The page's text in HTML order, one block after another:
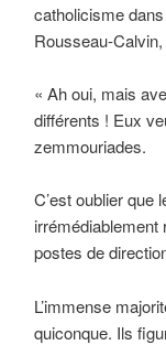
catholicisme
Rousseau-
« Ah oui, mais
différents ! Eux
zemmouriades.
C’est oublier que
irrémédiablement
postes de
L’immense
quiconque. Ils